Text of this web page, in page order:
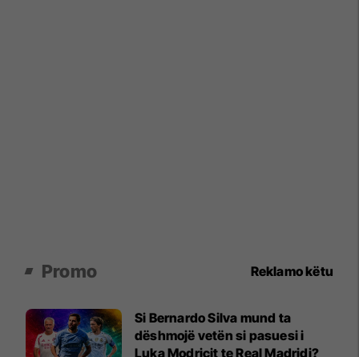
Promo Reklamo këtu
Si Bernardo Silva mund ta
dëshmojë vetën si pasuesi i
Luka Modricit te Real Madridi?